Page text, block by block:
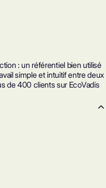
: un référentiel bien utilisé
simple et intuitif entre deux
de 400 clients sur EcoVadis